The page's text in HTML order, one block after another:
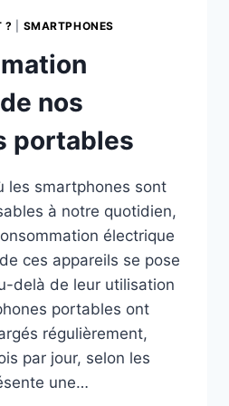
? SMARTPHONES
nos
portables
les smartphones sont
à notre quotidien,
électrique
ces appareils se pose
delà de leur utilisation
portables ont
régulièrement,
par jour, selon les
une…